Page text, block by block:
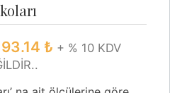
₺ + % 10 KDV